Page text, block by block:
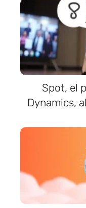
Spot, el
Dynamics,